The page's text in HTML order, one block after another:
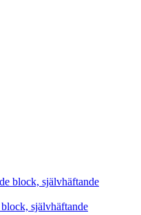
självhäftande